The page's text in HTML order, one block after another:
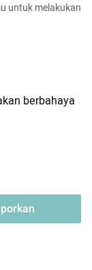
untuk melakukan
berbahaya